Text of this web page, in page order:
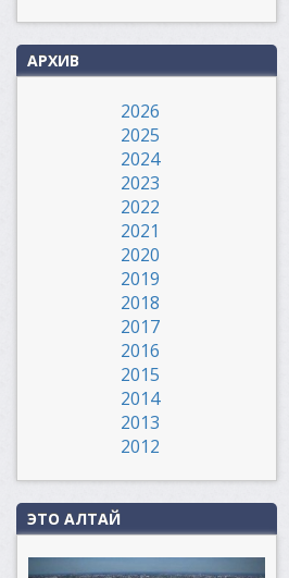
АРХИВ
2026
2025
2024
2023
2022
2021
2020
2019
2018
2017
2016
2015
2014
2013
2012
ЭТО АЛТАЙ